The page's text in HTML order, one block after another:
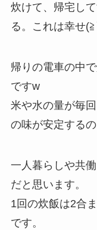
炊けて、帰宅し
る。これは幸せ
帰りの電車の中
ですw
米や水の量が毎
の味が安定する
一人暮らしや共
だと思います。
1回の炊飯は2合
です。